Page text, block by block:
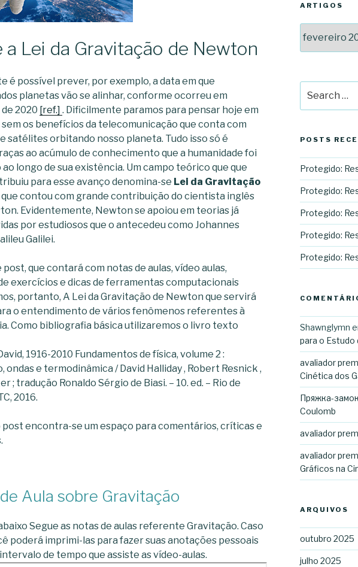
a Lei da Gravitação de Newton
é possível prever, por exemplo, a data em que
planetas vão se alinhar, conforme ocorreu em
2020 [ref.] . Dificilmente paramos para pensar hoje em
sem os benefícios da telecomunicação que conta com
satélites orbitando nosso planeta. Tudo isso só é
ao acúmulo de conhecimento que a humanidade foi
longo de sua existência. Um campo teórico que que
para esse avanço denomina-se Lei da Gravitação
que contou com grande contribuição do cientista inglês
Evidentemente, Newton se apoiou em teorias já
por estudiosos que o antecedeu como Johannes
Galilei.
que contará com notas de aulas, vídeo aulas,
exercícios e dicas de ferramentas computacionais
portanto, A Lei da Gravitação de Newton que servirá
o entendimento de vários fenômenos referentes à
Como bibliografia básica utilizaremos o livro texto
1916-2010 Fundamentos de física, volume 2 :
ondas e termodinâmica / David Halliday , Robert Resnick ,
; tradução Ronaldo Sérgio de Biasi. – 10. ed. – Rio de
2016.
post encontra-se um espaço para comentários, críticas e
Aula sobre Gravitação
Segue as notas de aulas referente Gravitação. Caso
poderá imprimi-las para fazer suas anotações pessoais
de tempo que assiste as vídeo-aulas.
ARTIGOS
for:
POSTS
Protegido:
Protegido:
Protegido:
Protegido:
Protegido:
Shawnglymn
para o Estudo
avaliador
Cinética dos
Пряжка-
Coulomb
avaliador
avaliador
Gráficos na
ARQUIVOS
outubro 2025
julho 2025